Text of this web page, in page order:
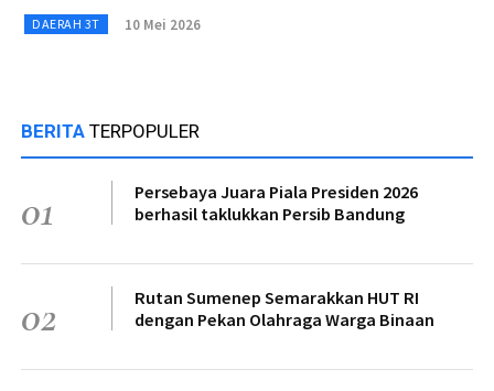
DAERAH 3T 10 Mei 2026
BERITA TERPOPULER
01
Persebaya Juara Piala Presiden 2026
berhasil taklukkan Persib Bandung
02
Rutan Sumenep Semarakkan HUT RI
dengan Pekan Olahraga Warga Binaan